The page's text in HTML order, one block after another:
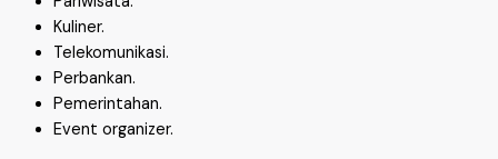
Kuliner.
Telekomunikasi.
Perbankan.
Pemerintahan.
Event organizer.